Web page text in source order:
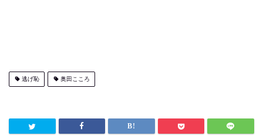
逃げ恥 奥田こころ